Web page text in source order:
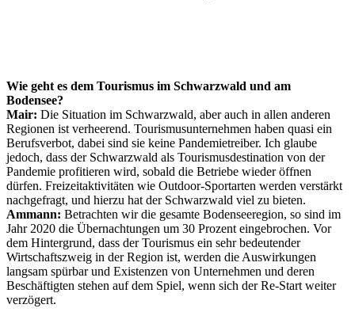
Wie geht es dem Tourismus im Schwarzwald und am
Bodensee?
Mair: Die Situation im Schwarzwald, aber auch in allen anderen
Regionen ist verheerend. Tourismusunternehmen haben quasi ein
Berufsverbot, dabei sind sie keine Pandemietreiber. Ich glaube
jedoch, dass der Schwarzwald als Tourismusdestination von der
Pandemie profitieren wird, sobald die Betriebe wieder öffnen
dürfen. Freizeit­aktivitäten wie Outdoor-Sportarten werden verstärkt
nachgefragt, und hierzu hat der Schwarzwald viel zu bieten.
Ammann: Betrachten wir die gesamte Bodenseeregion, so sind im
Jahr 2020 die Übernachtungen um 30 Prozent eingebrochen. Vor
dem Hintergrund, dass der Tourismus ein sehr bedeutender
Wirtschaftszweig in der Region ist, werden die Auswirkungen
langsam spürbar und Existenzen von Unternehmen und deren
Beschäftigten stehen auf dem Spiel, wenn sich der Re-Start weiter
verzögert.